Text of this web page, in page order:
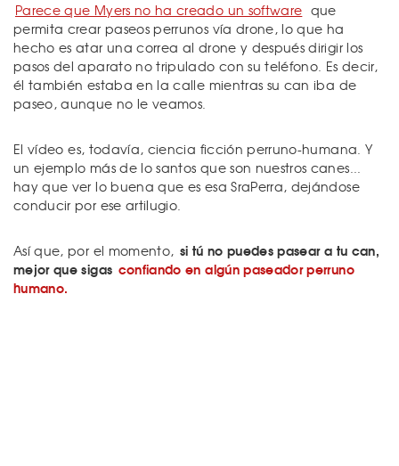
Parece que Myers no ha creado un software que
permita crear paseos perrunos vía drone, lo que ha
hecho es atar una correa al drone y después dirigir los
pasos del aparato no tripulado con su teléfono. Es decir,
él también estaba en la calle mientras su can iba de
paseo, aunque no le veamos.
El vídeo es, todavía, ciencia ficción perruno-humana. Y
un ejemplo más de lo santos que son nuestros canes...
hay que ver lo buena que es esa SraPerra, dejándose
conducir por ese artilugio.
Así que, por el momento, si tú no puedes pasear a tu can,
mejor que sigas confiando en algún paseador perruno
humano.